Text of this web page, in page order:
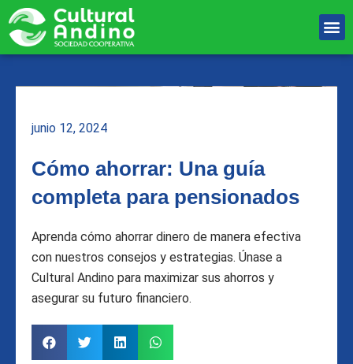
contenido
junio 12, 2024
Cómo ahorrar: Una guía
completa para pensionados
Aprenda cómo ahorrar dinero de manera efectiva
con nuestros consejos y estrategias. Únase a
Cultural Andino para maximizar sus ahorros y
asegurar su futuro financiero.